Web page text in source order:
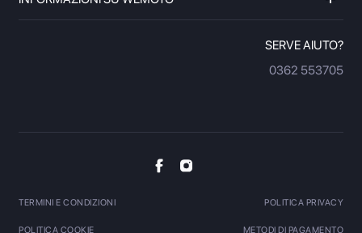
SERVE AIUTO?
0362 553705
TERMINI E CONDIZIONI POLITICA PRIVACY
POLITICA COOKIE METODI DI PAGAMENTO